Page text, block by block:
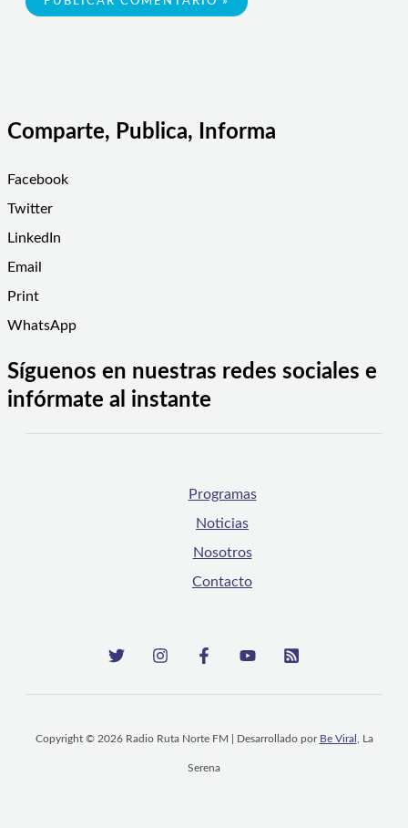
Comparte, Publica, Informa
Facebook
Twitter
LinkedIn
Email
Print
WhatsApp
Síguenos en nuestras redes sociales e
infórmate al instante
Programas
Noticias
Nosotros
Contacto
Copyright © 2026 Radio Ruta Norte FM | Desarrollado por Be Viral , La
Serena